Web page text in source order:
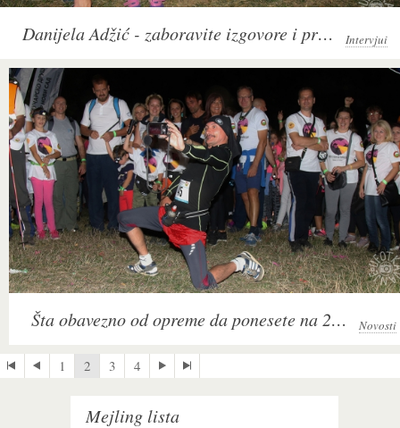
Danijela Adžić - zaboravite izgovore i pravac 2. Noćni izazov na Fruškoj gori Intervjui
Šta obavezno od opreme da ponesete na 2. Noćni izazov na Fruškoj gori Novosti
1 2 3 4
Mejling lista